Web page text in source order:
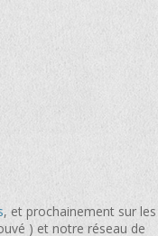
, et prochainement sur les
) et notre réseau de